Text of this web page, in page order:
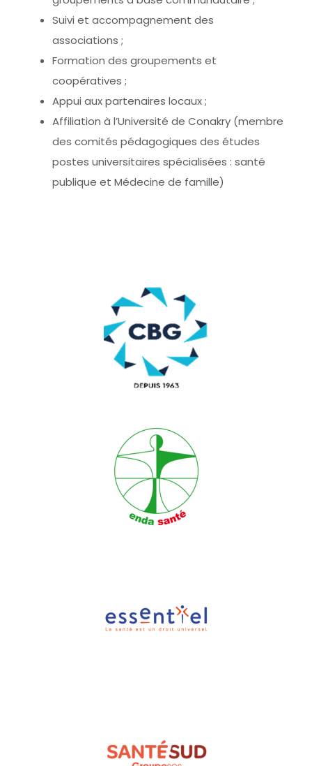
Suivi et accompagnement des
associations ;
Formation des groupements et
coopératives ;
Appui aux partenaires locaux ;
Affiliation à l’Université de Conakry (membre
des comités pédagogiques des études
postes universitaires spécialisées : santé
publique et Médecine de famille)